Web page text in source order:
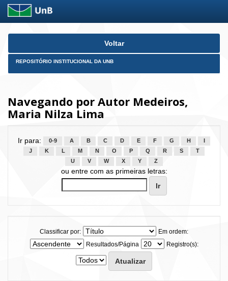
Skip
Voltar
REPOSITÓRIO INSTITUCIONAL DA UNB
Navegando por Autor Medeiros,
Maria Nilza Lima
Ir para: 0-9 A B C D E F G H
J
K L M N O P Q R S
T
U
V W X Y Z
ou entre com as primeiras letras:
Classificar por:
Em ordem:
Resultados/Página
Registro(s):